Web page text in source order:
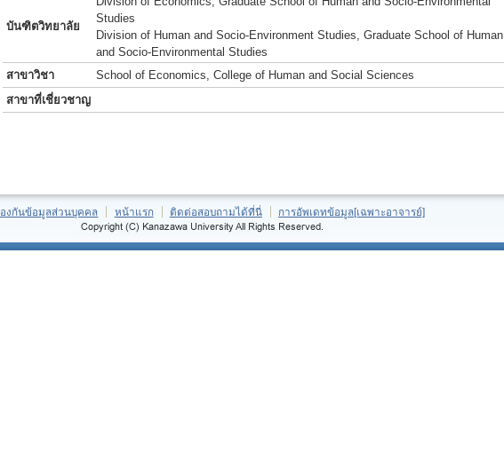
บันฑิตวิทยาลัย
Studies
Division of Human and Socio-Environment Studies, Graduate School of Human
and Socio-Environmental Studies
สาขาวิชา
School of Economics, College of Human and Social Sciences
สาขาที่เชี่ยวชาญ
งกันข้อมูลส่วนบุคคล หน้าแรก ติดต่อสอบถามได้ที่นี่ การอัพเดทข้อมูล[เฉพาะอาจารย์]